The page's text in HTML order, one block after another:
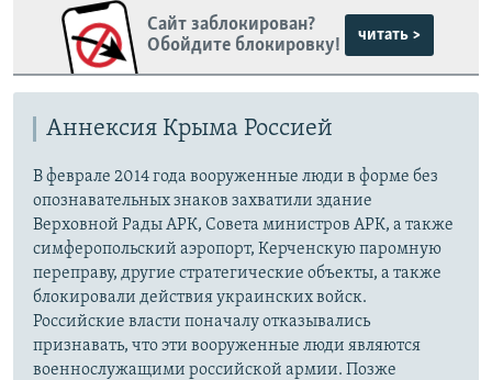
Сайт заблокирован?
Обойдите блокировку!
читать >
Аннексия Крыма Россией
В феврале 2014 года вооруженные люди в форме без
опознавательных знаков захватили здание
Верховной Рады АРК, Совета министров АРК, а также
симферопольский аэропорт, Керченскую паромную
переправу, другие стратегические объекты, а также
блокировали действия украинских войск.
Российские власти поначалу отказывались
признавать, что эти вооруженные люди являются
военнослужащими российской армии. Позже